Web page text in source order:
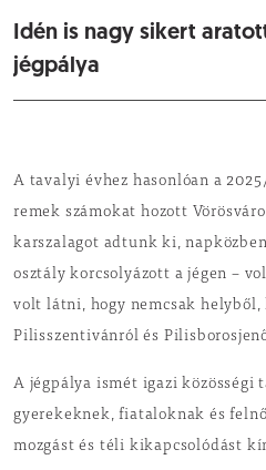
Idén is nagy sikert
jégpálya
A tavalyi évhez hasonlóan a
remek számokat hozott
karszalagot adtunk ki,
osztály korcsolyázott a jégen –
volt látni, hogy nemcsak helyből,
Pilisszentivánról és
A jégpálya ismét igazi közösségi
gyerekeknek, fiataloknak és
mozgást és téli kikapcsolódást